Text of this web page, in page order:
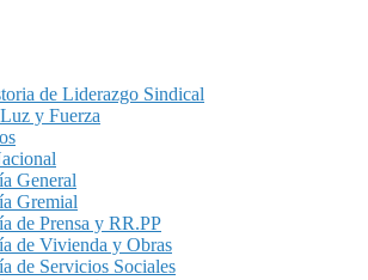
de Liderazgo Sindical
y Fuerza
General
Gremial
de Prensa y RR.PP
de Vivienda y Obras
de Servicios Sociales